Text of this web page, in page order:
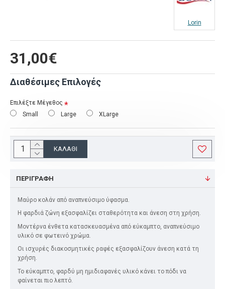
31,00€
Lorin
Διαθέσιμες Επιλογές
Επιλέξτε Μέγεθος
Small
Large XLarge
ΚΑΛΆΘΙ
ΠΕΡΙΓΡΑΦΉ
Μαύρο κολάν από αναπνεύσιμο ύφασμα.
Η φαρδιά ζώνη εξασφαλίζει σταθερότητα και άνεση στη χρήση.
Μοντέρνα ένθετα κατασκευασμένα από εύκαμπτο, αναπνεύσιμο
υλικό σε φωτεινό χρώμα.
Οι ισχυρές διακοσμητικές ραφές εξασφαλίζουν άνεση κατά τη
χρήση.
Το εύκαμπτο, φαρδύ μη ημιδιαφανές υλικό κάνει το πόδι να
φαίνεται πιο λεπτό.